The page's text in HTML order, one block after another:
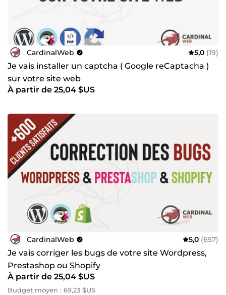
CardinalWeb 5,0 (19)
Je vais installer un captcha ( Google reCaptacha )
sur votre site web
À partir de 25,04 $US
CardinalWeb 5,0 (657)
Je vais corriger les bugs de votre site Wordpress,
Prestashop ou Shopify
À partir de 25,04 $US
Budget moyen : 69,23 $US